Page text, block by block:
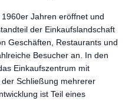
Jahren eröffnet und
der Einkaufslandschaft
Geschäften, Restaurants und
Besucher an. In den
Einkaufszentrum mit
Schließung mehrerer
ist Teil eines